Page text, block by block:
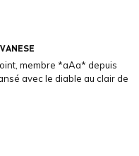
VANESE
membre *aAa* depuis
avec le diable au clair de